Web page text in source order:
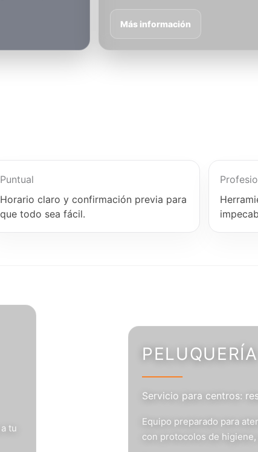
Más información
Puntual
Horario claro y confirmación previa para
que todo sea fácil.
tu
Servicio para centros:
Equipo preparado para
con protocolos de